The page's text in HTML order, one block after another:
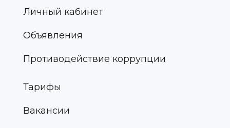
Личный кабинет
Объявления
Противодействие коррупции
Тарифы
Вакансии